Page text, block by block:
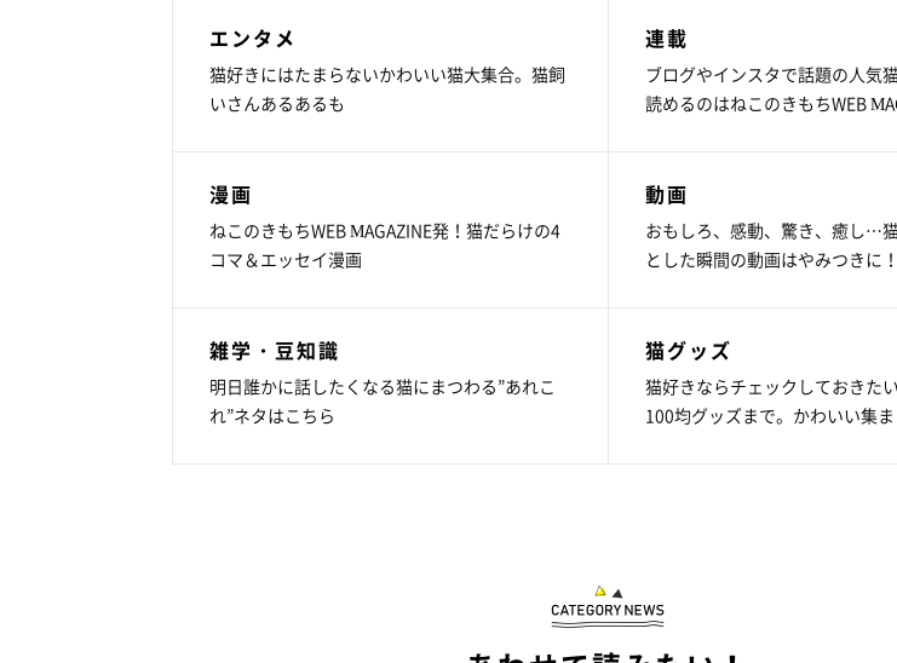
エンタメ
猫好きにはたまらないかわいい猫大集合。猫飼
いさんあるあるも
連載
ブログやインスタで話題の人気
読めるのはねこのきもちWEB
漫画
ねこのきもちWEB MAGAZINE発！猫だらけの4
コマ＆エッセイ漫画
動画
おもしろ、感動、驚き、癒し…
とした瞬間の動画はやみつきに！
雑学・豆知識
明日誰かに話したくなる猫にまつわる”あれこ
れ”ネタはこちら
猫グッズ
猫好きならチェックしておきた
100均グッズまで。かわいい集